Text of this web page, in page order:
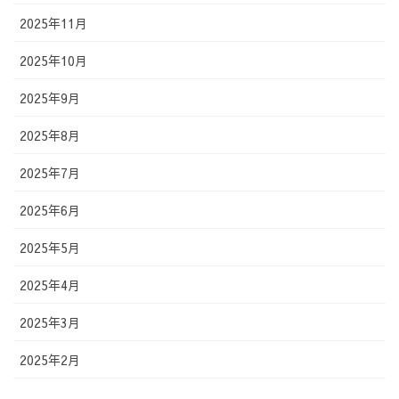
2025年11月
2025年10月
2025年9月
2025年8月
2025年7月
2025年6月
2025年5月
2025年4月
2025年3月
2025年2月